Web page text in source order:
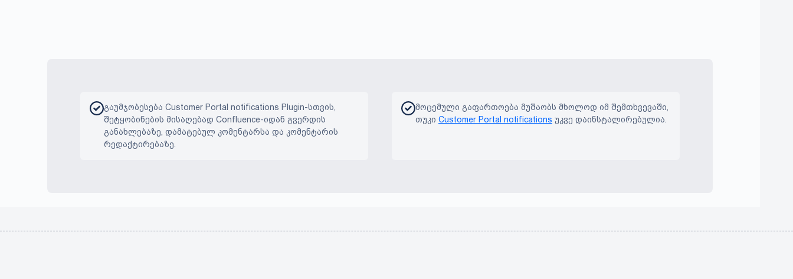
გაუმჯობესება Customer Portal notifications Plugin-სთვის,
შეტყობინების მისაღებად Confluence-იდან გვერდის
განახლებაზე, დამატებულ კომენტარსა და კომენტარის
რედაქტირებაზე.
მოცემული გაფართოება მუშაობს მხოლოდ იმ შემთხვევაში,
თუკი Customer Portal notifications უკვე დაინსტალირებულია.